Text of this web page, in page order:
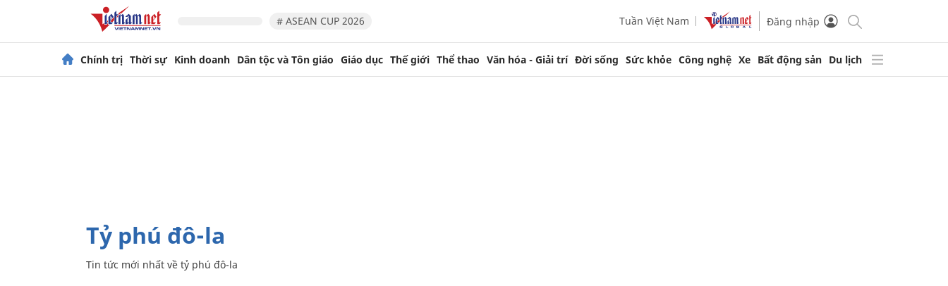
# ASEAN CUP 2026 Tuần Việt Nam Đăng nhập
Chính trị Thời sự Kinh doanh Dân tộc và Tôn giáo Giáo dục Thế giới Thể thao Văn hóa - Giải trí Đời sống Sức khỏe Công nghệ Xe Bất động sản Du lịch
tỷ phú đô-la
Tin tức mới nhất về tỷ phú đô-la